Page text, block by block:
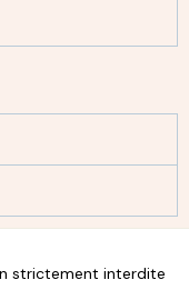
strictement interdite